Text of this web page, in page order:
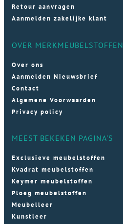
Retour aanvragen
Aanmelden zakelijke klant
OVER MERKMEUBELSTOFFEN
Over ons
Aanmelden Nieuwsbrief
Contact
Algemene Voorwaarden
Privacy policy
MEEST BEKEKEN PAGINA'S
Exclusieve meubelstoffen
Kvadrat meubelstoffen
Keymer meubelstoffen
Ploeg meubelstoffen
Meubelleer
Kunstleer